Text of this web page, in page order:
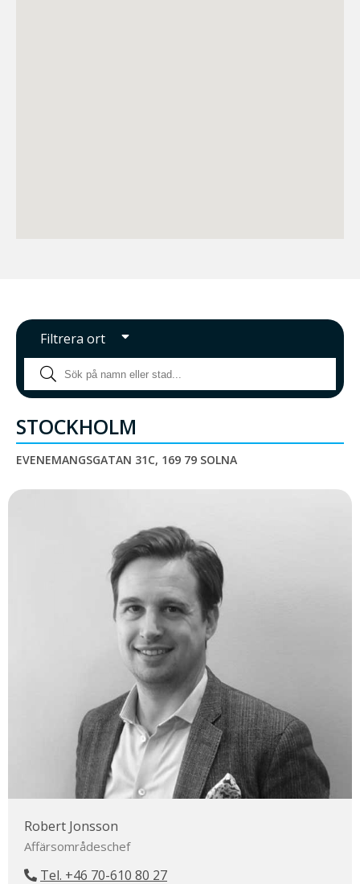
Filtrera ort
STOCKHOLM
EVENEMANGSGATAN 31C, 169 79 SOLNA
Robert Jonsson
Affärsområdeschef
Tel. +46 70-610 80 27